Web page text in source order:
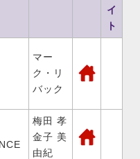
イ
ト
マー
ク・リ
バック
梅田 孝
金子 美
由紀